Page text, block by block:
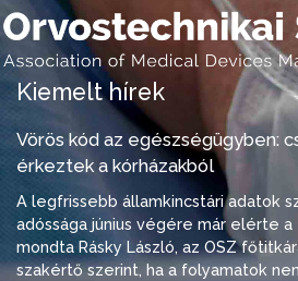
Kiemelt hírek
Vörös kód az egészségügyben:
érkeztek a kórházakból
A legfrissebb államkincstári adatok
adóssága június végére már elérte
mondta Rásky László, az OSZ
szakértő szerint, ha a folyamatok